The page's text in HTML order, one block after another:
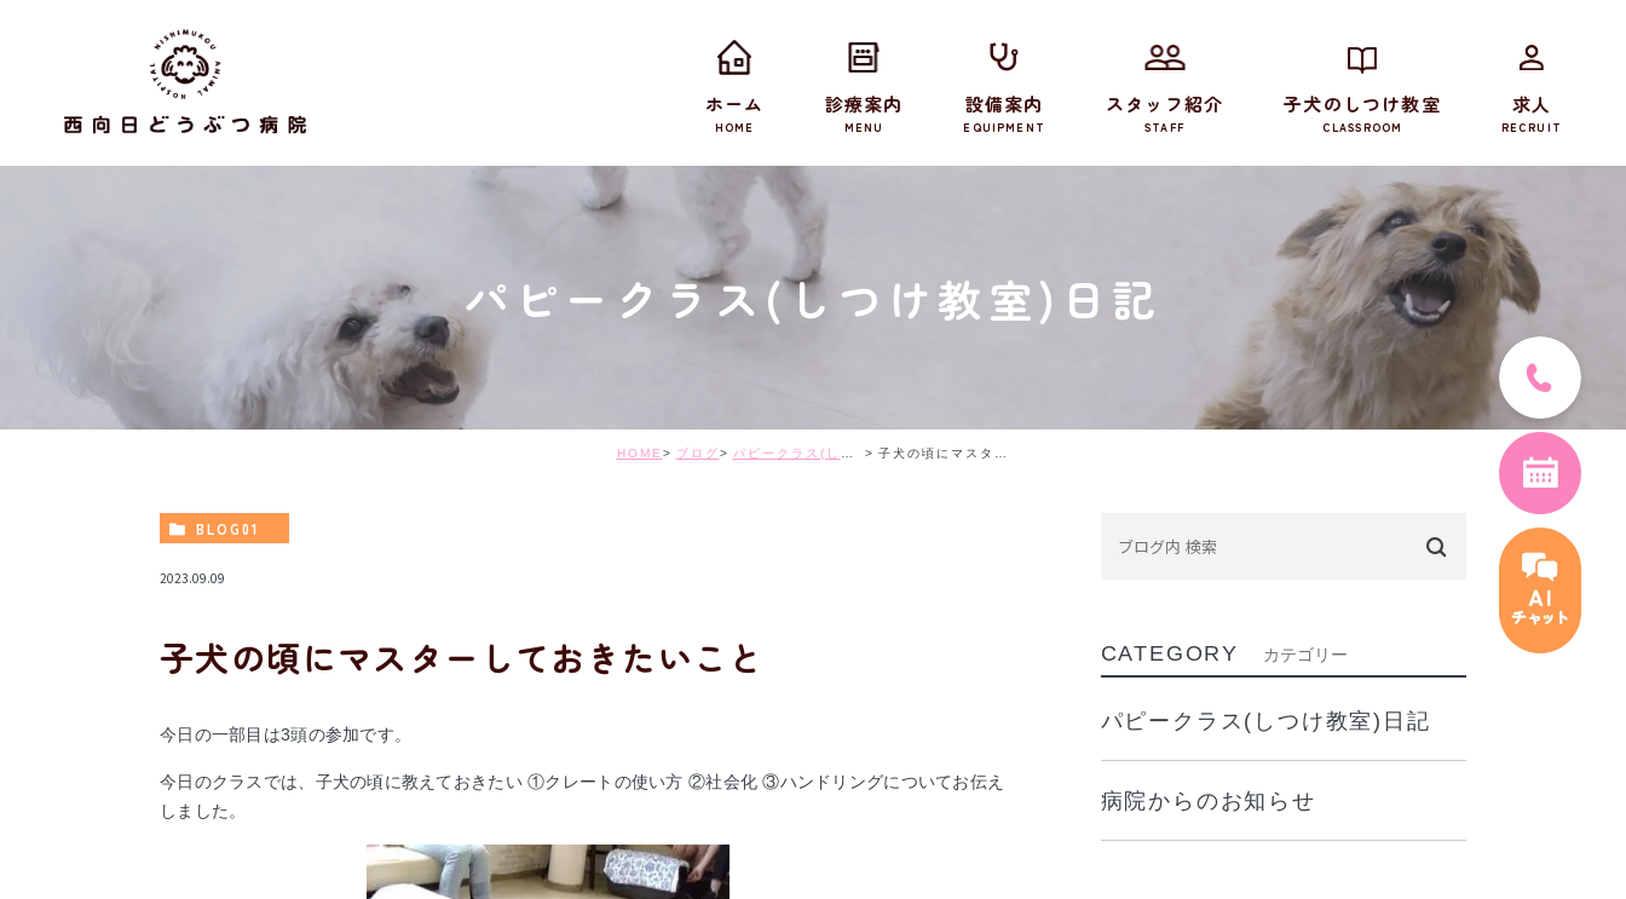
ホーム
HOME
診療案内
MENU
設備案内
EQUIPMENT
スタッフ紹介
STAFF
子犬のしつけ教室
CLASSROOM
求人
RECRUIT
パピークラス(しつけ教室)日記
HOME ブログ パピークラス(しつけ教室)日記 子犬の頃にマスターしておきたいこと
BLOG01
2023.09.09
子犬の頃にマスターしておきたいこと
今日の一部目は3頭の参加です。
今日のクラスでは、子犬の頃に教えておきたい ①クレートの使い方 ②社会化 ③ハンドリングについてお伝え
しました。
CATEGORY カテゴリー
パピークラス(しつけ教室)日記
病院からのお知らせ